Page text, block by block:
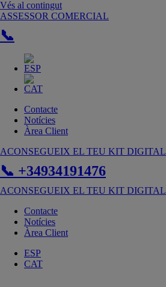
Vés al contingut
ASSESSOR COMERCIAL
📞
Contacte
Notícies
Àrea Client
ACONSEGUEIX EL TEU KIT DIGITAL
📞 +34934191476
ACONSEGUEIX EL TEU KIT DIGITAL
Contacte
Notícies
Àrea Client
ESP
CAT